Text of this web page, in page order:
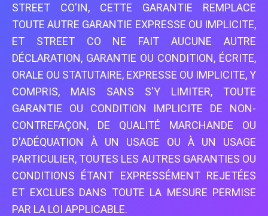
STREET CO'IN, CETTE GARANTIE REMPLACE
TOUTE AUTRE GARANTIE EXPRESSE OU IMPLICITE,
ET STREET CO NE FAIT AUCUNE AUTRE
DÉCLARATION, GARANTIE OU CONDITION, ÉCRITE,
ORALE OU STATUTAIRE, EXPRESSE OU IMPLICITE, Y
COMPRIS, MAIS SANS S'Y LIMITER, TOUTE
GARANTIE OU CONDITION IMPLICITE DE NON-
CONTREFAÇON, DE QUALITÉ MARCHANDE OU
D'ADÉQUATION À UN USAGE OU À UN USAGE
PARTICULIER, TOUTES LES AUTRES GARANTIES OU
CONDITIONS ÉTANT EXPRESSÉMENT REJETÉES
ET EXCLUES DANS TOUTE LA MESURE PERMISE
PAR LA LOI APPLICABLE.